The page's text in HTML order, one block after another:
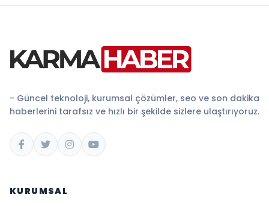
- Güncel teknoloji, kurumsal çözümler, seo ve son dakika
haberlerini tarafsız ve hızlı bir şekilde sizlere ulaştırıyoruz.
KURUMSAL